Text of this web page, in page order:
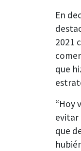
En
2021
que
“Hoy
evitar
que